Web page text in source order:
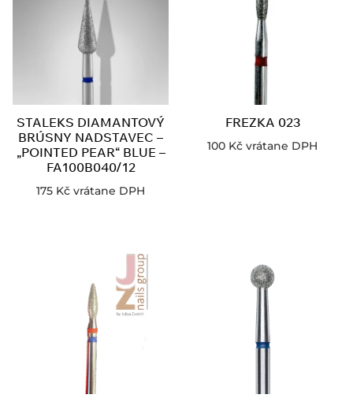
STALEKS DIAMANTOVÝ
BRÚSNY NADSTAVEC –
„POINTED PEAR“ BLUE –
FA100B040/12
175 Kč vrátane DPH
FREZKA 023
100 Kč vrátane DPH